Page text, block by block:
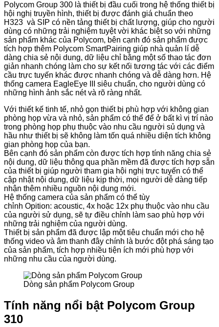
Polycom Group 300 là thiết bị đầu cuối trong hệ thống thiết bị
hội nghị truyền hình, thiết bị được đánh giá chuẩn theo
H323 và SIP có nền tảng thiết bị chất lượng, giúp cho người
dùng có những trải nghiệm tuyệt vời khác biệt so với những
sản phẩm khác của Polycom, bên cạnh đó sản phẩm được
tích hợp thêm Polycom SmartPairing giúp nhà quản lí dễ
dàng chia sẻ nội dung, dữ liệu chỉ bằng một số thao tác đơn
giản nhanh chóng làm cho sự kết nối tương tác với các điểm
cầu trực tuyến khác được nhanh chóng và dễ dàng hơn. Hệ
thống camera EagleEye III siêu chuẩn, cho người dùng có
những hình ảnh sắc nét và rõ ràng nhất.
Với thiết kế tinh tế, nhỏ gọn thiết bị phù hợp với không gian
phòng họp vừa và nhỏ, sản phẩm có thể để ở bất kì vị trí nào
trong phòng họp phụ thuộc vào nhu cầu người sủ dụng và
hầu như thiết bị sẽ không làm tốn quá nhiều diện tích không
gian phòng họp của bạn.
Bên cạnh đó sản phẩm còn được tích hợp tính năng chia sẻ
nội dung, dữ liệu thông qua phần mềm đã được tích hợp sẵn
của thiết bị giúp người tham gia hội nghị trực tuyến có thể
cập nhật nội dung, dữ liệu kịp thời, mọi người dễ dàng tiếp
nhận thêm nhiều nguồn nội dung mới.
Hệ thống camera của sản phẩm có thể tùy
chỉnh Opition: acoustic, 4x hoặc 12x phụ thuộc vào nhu cầu
của người sử dụng, sẽ tự điều chỉnh làm sao phù hợp với
những trải nghiệm của người dùng.
Thiết bị sản phẩm đã được lập một tiêu chuẩn mới cho hệ
thống video và âm thanh đây chính là bước đột phá sáng tạo
của sản phẩm, tích hợp nhiều tiện ích mới phù hợp với
những nhu cầu của người dùng.
Dòng sản phẩm Polycom Group
Tính năng nổi bật Polycom Group
310